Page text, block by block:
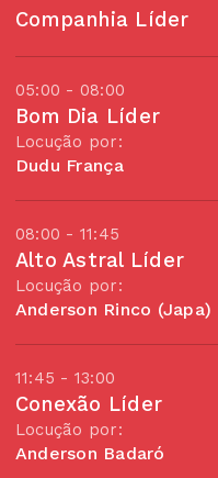
Companhia Líder
05:00 - 08:00
Bom Dia Líder
Locução por:
Dudu França
08:00 - 11:45
Alto Astral Líder
Locução por:
Anderson Rinco (Japa)
11:45 - 13:00
Conexão Líder
Locução por:
Anderson Badaró